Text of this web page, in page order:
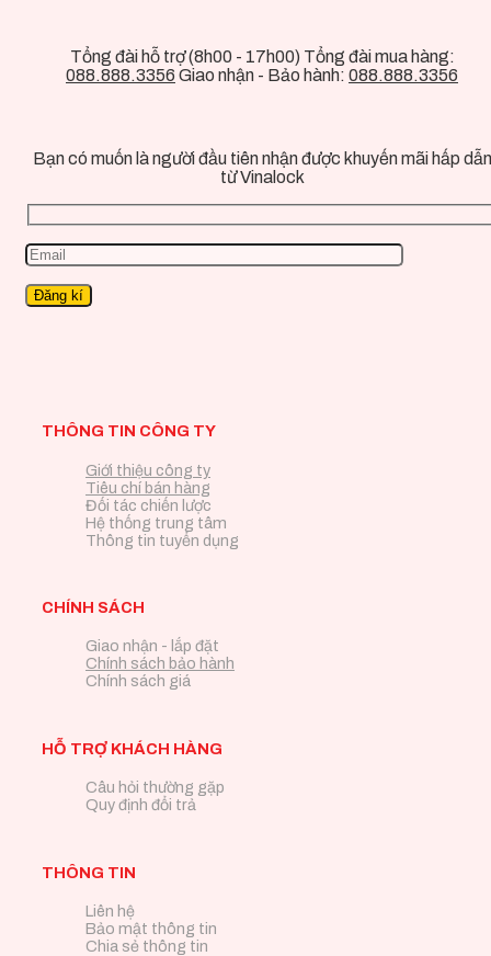
Tổng đài hỗ trợ (8h00 - 17h00) Tổng đài mua hàng:
088.888.3356 Giao nhận - Bảo hành: 088.888.3356
Bạn có muốn là người đầu tiên nhận được khuyến mãi hấp dẫn
từ Vinalock
THÔNG TIN CÔNG TY
Giới thiệu công ty
Tiêu chí bán hàng
Đối tác chiến lược
Hệ thống trung tâm
Thông tin tuyển dụng
CHÍNH SÁCH
Giao nhận - lắp đặt
Chính sách bảo hành
Chính sách giá
HỖ TRỢ KHÁCH HÀNG
Câu hỏi thường gặp
Quy định đổi trả
THÔNG TIN
Liên hệ
Bảo mật thông tin
Chia sẻ thông tin